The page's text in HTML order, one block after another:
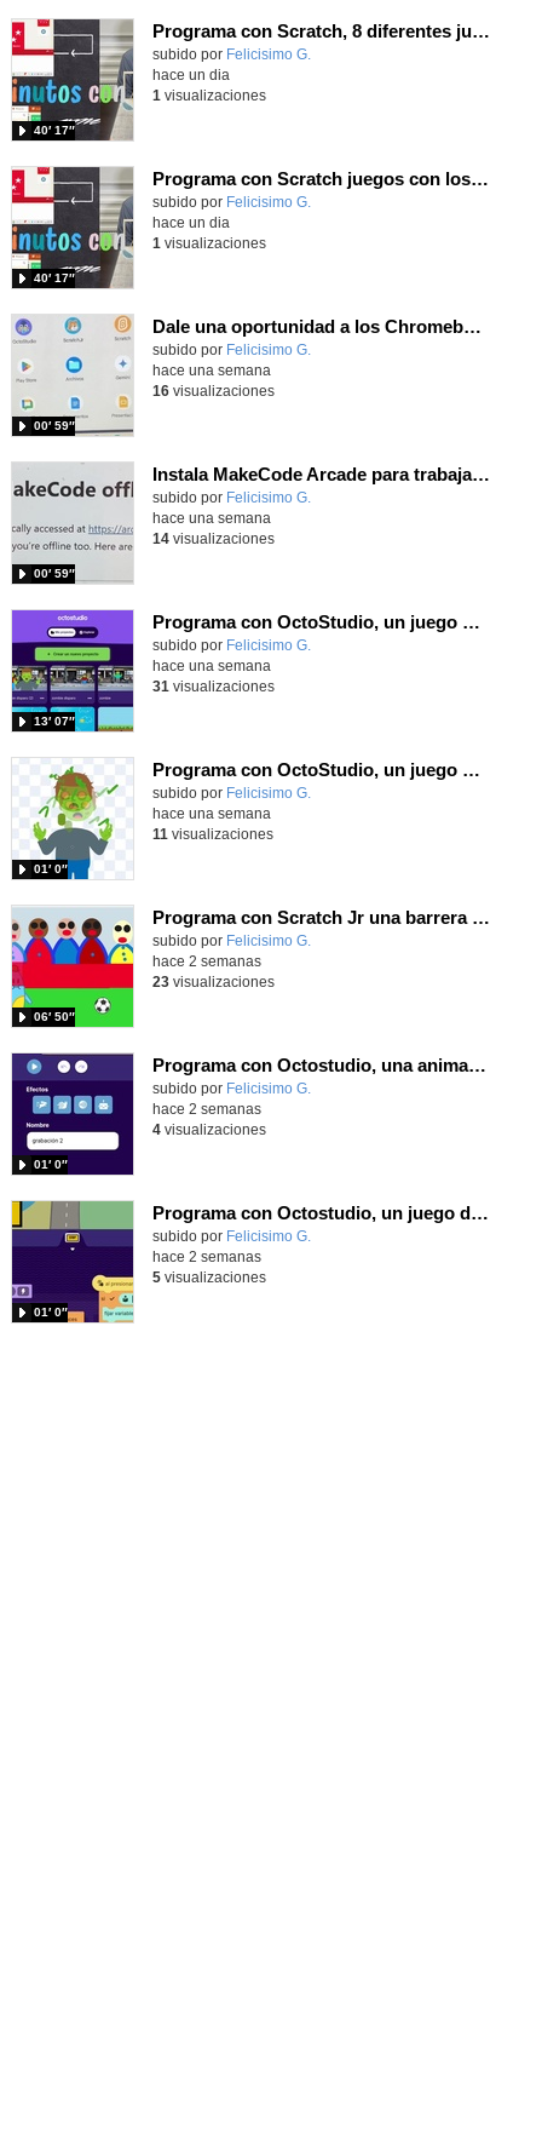
Programa con Scratch, 8 diferentes juegos para vivir la emoción de los partidos de España en el mundial 2026
Contenido educativo.
subido por Felicisimo G.
40′ 17″
hace un dia
1 visualizaciones
Programa con Scratch juegos con los partidos del mundial 2026 ganados por España
Contenido educativo.
subido por Felicisimo G.
40′ 17″
hace un dia
1 visualizaciones
Dale una oportunidad a los Chromebooks y utiliza un proyector para realizar talleres si no tienes pantallas táctiles
Contenido educativo.
subido por Felicisimo G.
00′ 59″
hace una semana
16visualizaciones
Instala MakeCode Arcade para trabajar offline en tu tablet, ordenador, Chromebook
Contenido educativo.
subido por Felicisimo G.
00′ 59″
hace una semana
14visualizaciones
Programa con OctoStudio, un juego de disparos contra Zombies con un cargador basado en el House of the dead
Contenido educativo.
subido por Felicisimo G.
13′ 07″
hace una semana
31 visualizaciones
Programa con OctoStudio, un juego homenajeando al House of the dead con Zombies
Contenido educativo.
subido por Felicisimo G.
01′ 0″
hace una semana
11 visualizaciones
Programa con Scratch Jr una barrera que se desplaza para dar sensación de movimiento
Contenido educativo.
subido por Felicisimo G.
06′ 50″
hace 2 semanas
23visualizaciones
Programa con Octostudio, una animación utilizando la cámara para una foto y audio y texto para comunicar.
Contenido educativo.
subido por Felicisimo G.
01′ 0″
hace 2 semanas
4visualizaciones
Programa con Octostudio, un juego de Educación Víal cruzando un paso de cebra.
Contenido educativo.
subido por Felicisimo G.
01′ 0″
hace 2 semanas
5visualizaciones